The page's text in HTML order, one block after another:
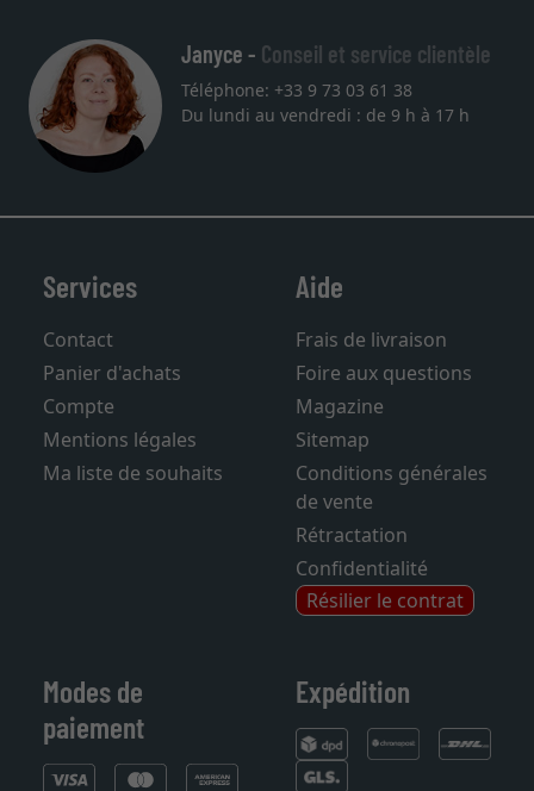
Janyce - Conseil et service clientèle
Téléphone: +33 9 73 03 61 38
Services
Contact
Panier d'achats
Compte
Mentions légales
Aide
Frais de livraison
Foire aux questions
Magazine
Sitemap
Conditions générales
de vente
Rétractation
Confidentialité
Résilier le contrat
Modes de
paiement
Expédition